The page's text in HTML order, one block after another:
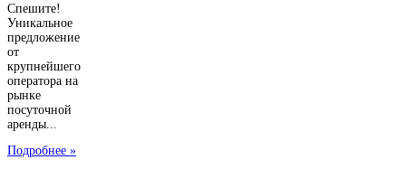
Спешите!
Уникальное
предложение
от
крупнейшего
оператора на
рынке
посуточной
аренды...
Подробнее »